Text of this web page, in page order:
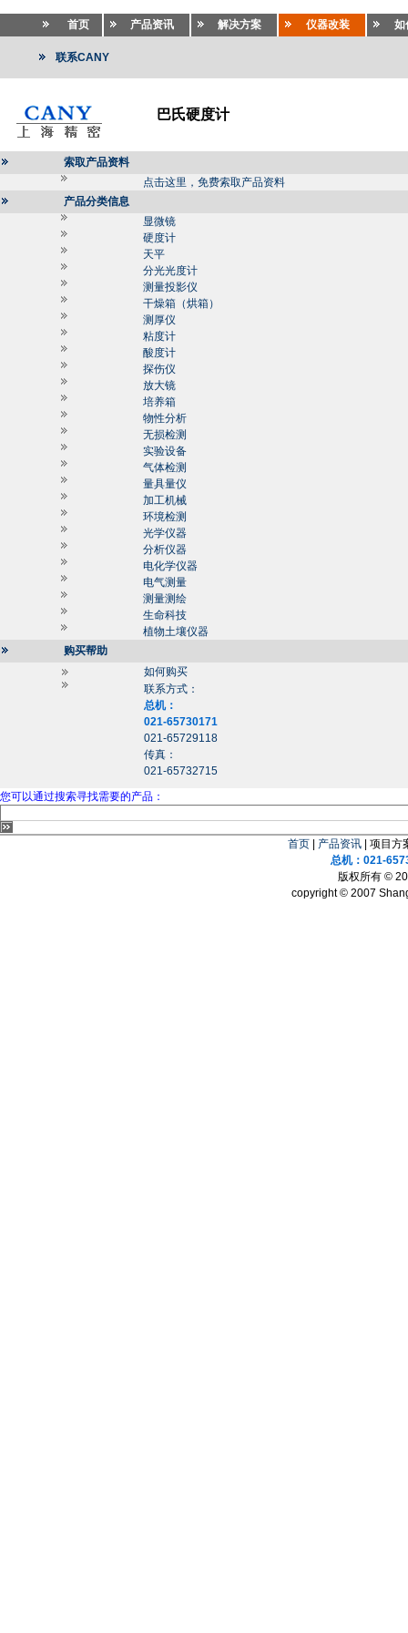
首页 产品资讯 解决方案 仪器改装 如
联系CANY
巴氏硬度计
索取产品资料
点击这里，免费索取产品资料
产品分类信息
显微镜
硬度计
天平
分光光度计
测量投影仪
干燥箱（烘箱）
测厚仪
粘度计
酸度计
探伤仪
放大镜
培养箱
物性分析
无损检测
实验设备
气体检测
量具量仪
加工机械
环境检测
光学仪器
分析仪器
电化学仪器
电气测量
测量测绘
生命科技
植物土壤仪器
购买帮助
如何购买
联系方式：
总机：
021-65730171
021-65729118
传真：
021-65732715
您可以通过搜索寻找需要的产品：
首页 产品资讯 | 项目方
总机：021-
版权所有 ©
copyright © 2007